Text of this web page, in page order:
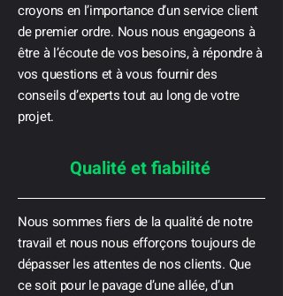
croyons en l’importance d’un service client
de premier ordre. Nous nous engageons à
être à l’écoute de vos besoins, à répondre à
vos questions et à vous fournir des
conseils d’experts tout au long de votre
projet.
Qualité et fiabilité
Nous sommes fiers de la qualité de notre
travail et nous nous efforçons toujours de
dépasser les attentes de nos clients. Que
ce soit pour le pavage d’une allée, d’un